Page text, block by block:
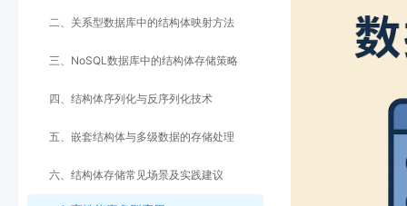
二、关系型数据库中的结构体映射方法
三、NoSQL数据库中的结构体存储策略
四、结构体序列化与反序列化技术
五、嵌套结构体与多级数据的存储处理
六、结构体存储常见场景及实践建议